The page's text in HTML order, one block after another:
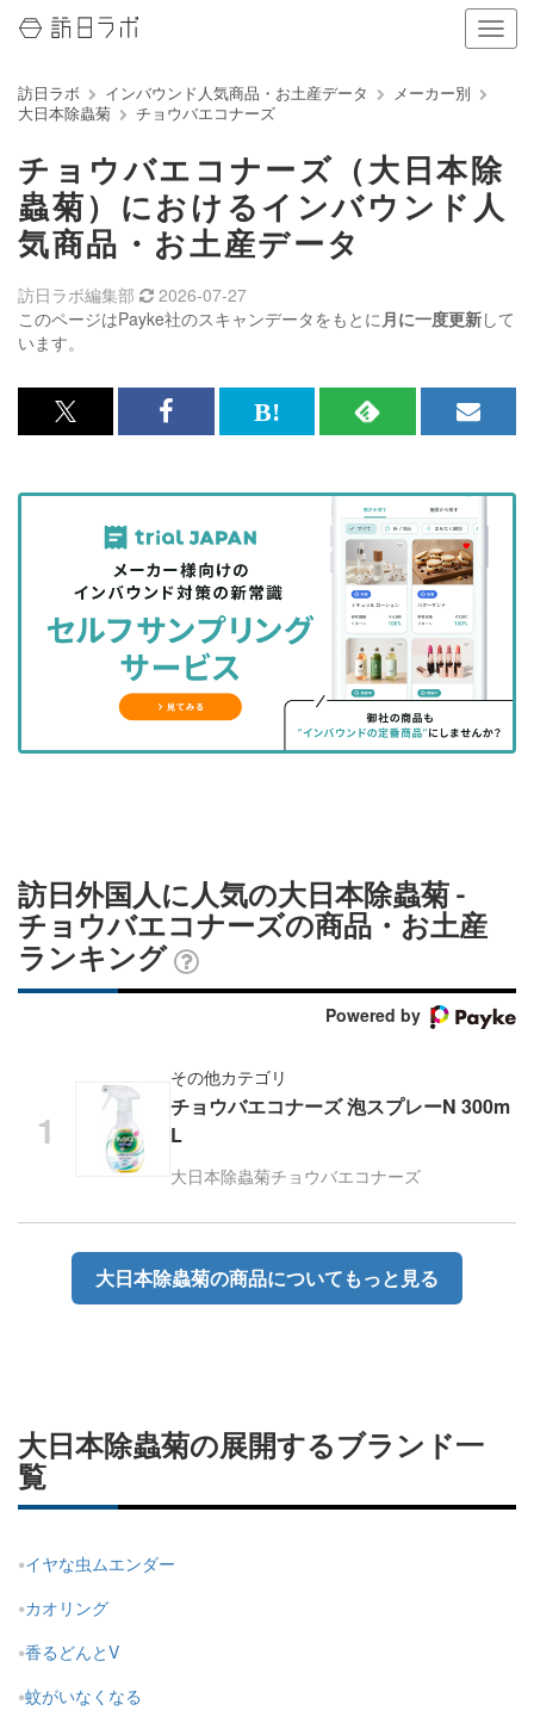
ナ
ビ
ョ
ン
の
表
り
る
訪日ラボ インバウンド人気商品・お土産データ
メーカー別
大日本除蟲菊
チョウバエコナーズ
チョウバエコナーズ（大日本除
蟲菊）におけるインバウンド人
気商品・お土産データ
このページはPayke社のスキャンデータをもとに月に一度更新して
います。
訪日ラボ編集部 2026-07-27
x<br>
記
を
シ
ェ
る
Facebook<br>
記
事
を
シ
ェ
ア
す
る
は
な
ッ
ク
マ
に
RSS
記
事
を
購
読
す
る
メ
マ
ガ
登
録
す
る
訪日外国人に人気の大日本除蟲菊 -
チョウバエコナーズの商品・お土産
ランキング
Powered by
その他カテゴリ
チョウバエコナーズ 泡スプレーN 300m
L
大日本除蟲菊チョウバエコナーズ
大日本除蟲菊の商品についてもっと見る
大日本除蟲菊の展開するブランド一
覧
イヤな虫ムエンダー
カオリング
香るどんとV
蚊がいなくなる